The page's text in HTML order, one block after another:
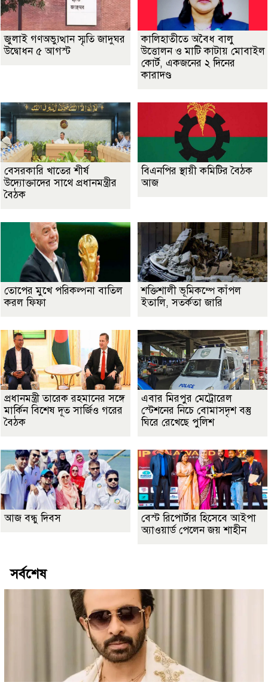
জুলাই গণঅভ্যুত্থান স্মৃতি জাদুঘর
উদ্বোধন ৫ আগস্ট
কালিহাতীতে অবৈধ বালু
উত্তোলন ও মাটি কাটায় মোবাইল
কোর্ট, একজনের ২ দিনের
কারাদণ্ড
বেসরকারি খাতের শীর্ষ
উদ্যোক্তাদের সাথে প্রধানমন্ত্রীর
বৈঠক
বিএনপির স্থায়ী কমিটির বৈঠক
আজ
তোপের মুখে পরিকল্পনা বাতিল
করল ফিফা
শক্তিশালী ভূমিকম্পে কাঁপল
ইতালি, সতর্কতা জারি
প্রধানমন্ত্রী তারেক রহমানের সঙ্গে
মার্কিন বিশেষ দূত সার্জিও গরের
বৈঠক
এবার মিরপুর মেট্রোরেল
স্টেশনের নিচে বোমাসদৃশ বস্তু
ঘিরে রেখেছে পুলিশ
আজ বন্ধু দিবস
বেস্ট রিপোর্টার হিসেবে আইপা
অ্যাওয়ার্ড পেলেন জয় শাহীন
সর্বশেষ